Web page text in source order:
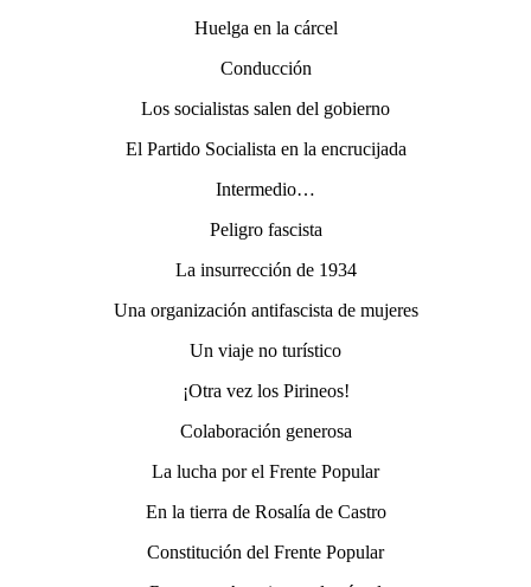
Huelga en la cárcel
Conducción
Los socialistas salen del gobierno
El Partido Socialista en la encrucijada
Intermedio…
Peligro fascista
La insurrección de 1934
Una organización antifascista de mujeres
Un viaje no turístico
¡Otra vez los Pirineos!
Colaboración generosa
La lucha por el Frente Popular
En la tierra de Rosalía de Castro
Constitución del Frente Popular